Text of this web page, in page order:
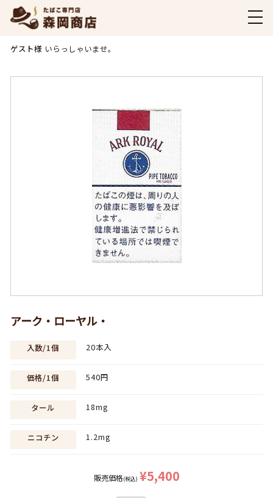
ゲスト様 いらっしゃいませ。
商品ご購入ページ
アーク・ローヤル・
入数/1個 20本入
価格/1個 540円
タール 18mg
ニコチン 1.2mg
販売価格(税込) ¥5,400